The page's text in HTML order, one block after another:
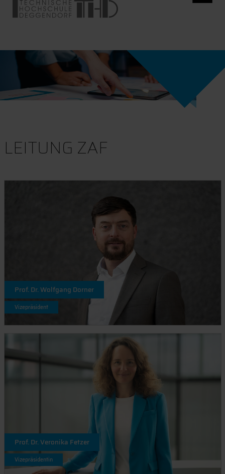
LEITUNG ZAF
Prof. Dr. Wolfgang Dorner
Vizepräsident
Prof. Dr. Veronika Fetzer
Vizepräsidentin